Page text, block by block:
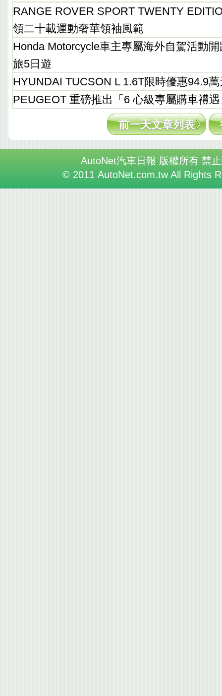
RANGE ROVER SPORT TWENTY
領二十載運動奢華領袖風範
Honda Motorcycle車主專屬海外自駕活動
旅5日遊
HYUNDAI TUCSON L 1.6T限時優惠94.9萬
PEUGEOT 重磅推出「6 心級專屬購車禮
前一天文章列表
AutoNet汽車日報 版權所有 禁
© 2011 AutoNet.com.tw All Rights